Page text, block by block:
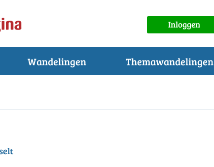
Inloggen
Wandelingen Themawandelingen